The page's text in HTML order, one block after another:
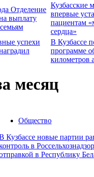
Отделение
выплату
Кузбасские
впервые
пациентам
сердца»
успехи
В Кузбассе
программе
километров
месяц
Общество
Кузбассе новые партии
в
в Республику